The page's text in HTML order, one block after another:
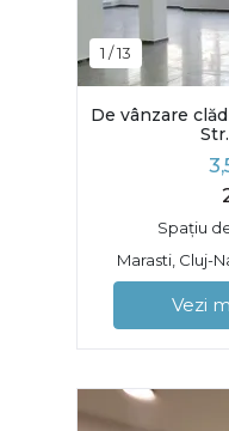
1 /13
De vânzare
Spațiu
Marasti, Cluj-
Vezi